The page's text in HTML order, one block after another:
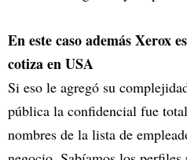
En este caso además Xerox
cotiza en USA
Si eso le agregó su
pública la confidencial fue
nombres de la lista de